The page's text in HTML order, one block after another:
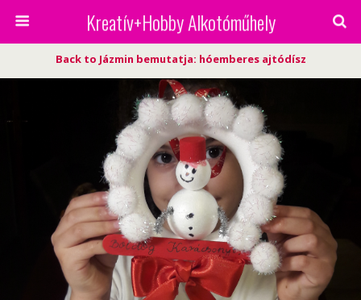
Kreatív+Hobby Alkotóműhely
Back to Jázmin bemutatja: hóemberes ajtódísz